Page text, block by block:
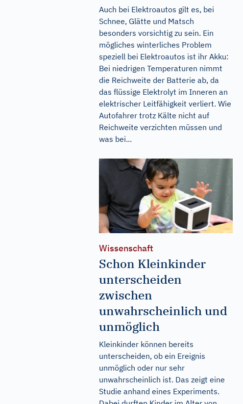
Auch bei Elektroautos gilt es, bei
Schnee, Glätte und Matsch
besonders vorsichtig zu sein. Ein
mögliches winterliches Problem
speziell bei Elektroautos ist ihr Akku:
Bei niedrigen Temperaturen nimmt
die Reichweite der Batterie ab, da
das flüssige Elektrolyt im Inneren an
elektrischer Leitfähigkeit verliert. Wie
Autofahrer trotz Kälte nicht auf
Reichweite verzichten müssen und
was bei...
Wissenschaft
Schon Kleinkinder
unterscheiden
zwischen
unwahrscheinlich und
unmöglich
Kleinkinder können bereits
unterscheiden, ob ein Ereignis
unmöglich oder nur sehr
unwahrscheinlich ist. Das zeigt eine
Studie anhand eines Experiments.